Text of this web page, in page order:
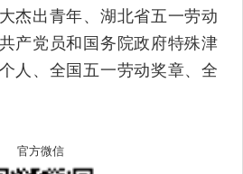
杰出青年、湖北省五一劳动
产党员和国务院政府特殊津
人、全国五一劳动奖章、全
官方微信